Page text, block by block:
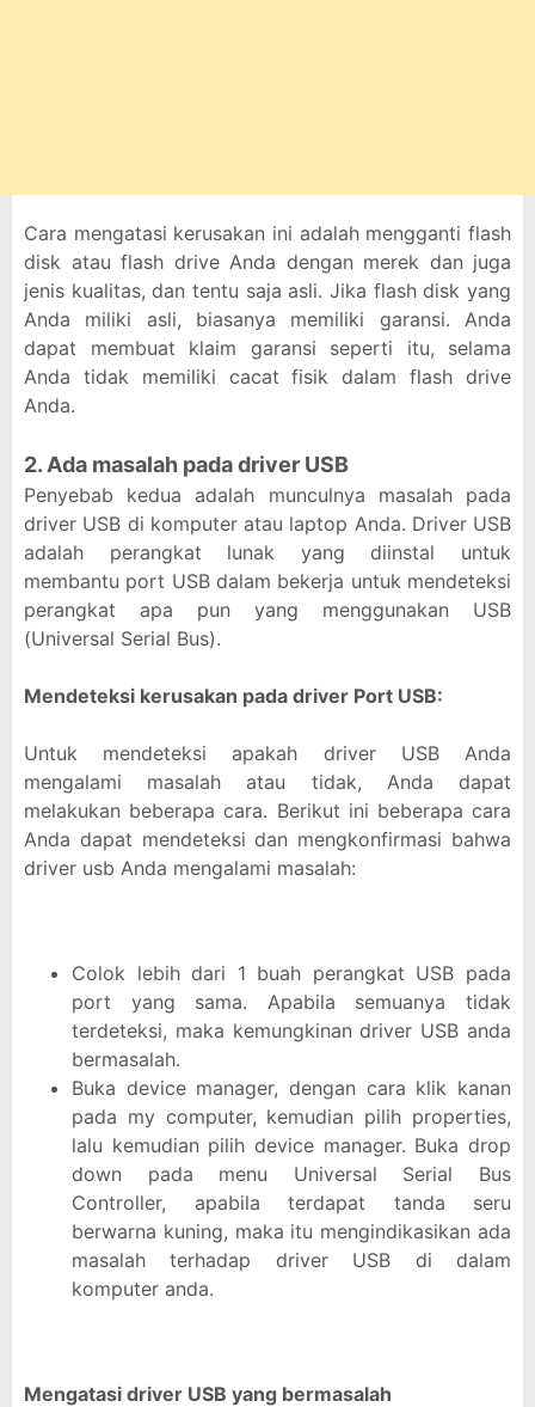
Cara mengatasi kerusakan ini adalah mengganti flash
disk atau flash drive Anda dengan merek dan juga
jenis kualitas, dan tentu saja asli. Jika flash disk yang
Anda miliki asli, biasanya memiliki garansi. Anda
dapat membuat klaim garansi seperti itu, selama
Anda tidak memiliki cacat fisik dalam flash drive
Anda.
2. Ada masalah pada driver USB
Penyebab kedua adalah munculnya masalah pada
driver USB di komputer atau laptop Anda. Driver USB
adalah perangkat lunak yang diinstal untuk
membantu port USB dalam bekerja untuk mendeteksi
perangkat apa pun yang menggunakan USB
(Universal Serial Bus).
Mendeteksi kerusakan pada driver Port USB:
Untuk mendeteksi apakah driver USB Anda
mengalami masalah atau tidak, Anda dapat
melakukan beberapa cara. Berikut ini beberapa cara
Anda dapat mendeteksi dan mengkonfirmasi bahwa
driver usb Anda mengalami masalah:
Colok lebih dari 1 buah perangkat USB pada
port yang sama. Apabila semuanya tidak
terdeteksi, maka kemungkinan driver USB anda
bermasalah.
Buka device manager, dengan cara klik kanan
pada my computer, kemudian pilih properties,
lalu kemudian pilih device manager. Buka drop
down pada menu Universal Serial Bus
Controller, apabila terdapat tanda seru
berwarna kuning, maka itu mengindikasikan ada
masalah terhadap driver USB di dalam
komputer anda.
Mengatasi driver USB yang bermasalah